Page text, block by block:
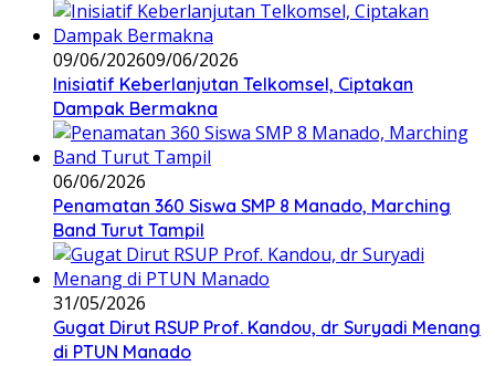
09/06/202609/06/2026
Inisiatif Keberlanjutan Telkomsel, Ciptakan
Dampak Bermakna
06/06/2026
Penamatan 360 Siswa SMP 8 Manado, Marching
Band Turut Tampil
31/05/2026
Gugat Dirut RSUP Prof. Kandou, dr Suryadi Menang
di PTUN Manado